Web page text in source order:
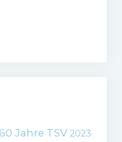
60 Jahre TSV 2023